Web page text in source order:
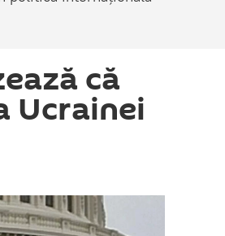
că
Ucrainei